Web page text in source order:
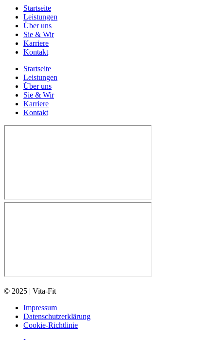
Startseite
Leistungen
Über uns
Sie & Wir
Karriere
Kontakt
Startseite
Leistungen
Über uns
Sie & Wir
Karriere
Kontakt
© 2025 | Vita-Fit
Impressum
Datenschutzerklärung
Cookie-Richtlinie